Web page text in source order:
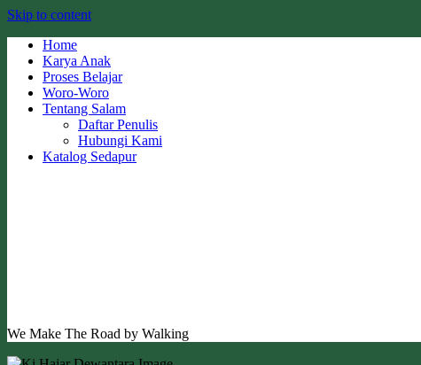
Skip to content
Home
Karya Anak
Proses Belajar
Woro-Woro
Tentang Salam
Daftar Penulis
Hubungi Kami
Katalog Sedapur
We Make The Road by Walking